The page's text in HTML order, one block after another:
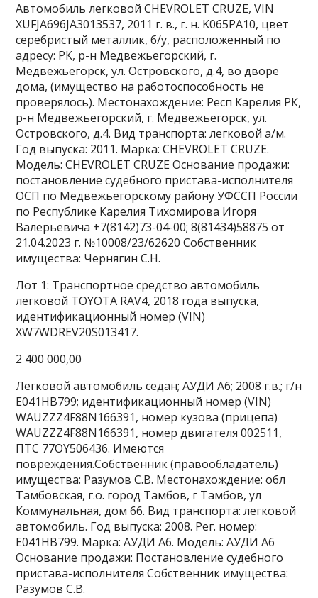
Автомобиль легковой CHEVROLET CRUZE, VIN
XUFJA696JA3013537, 2011 г. в., г. н. K065PA10, цвет
серебристый металлик, б/у, расположенный по
адресу: РК, р-н Медвежьегорский, г.
Медвежьегорск, ул. Островского, д.4, во дворе
дома, (имущество на работоспособность не
проверялось). Местонахождение: Респ Карелия РК,
р-н Медвежьегорский, г. Медвежьегорск, ул.
Островского, д.4. Вид транспорта: легковой а/м.
Год выпуска: 2011. Марка: CHEVROLET CRUZE.
Модель: CHEVROLET CRUZE Основание продажи:
постановление судебного пристава-исполнителя
ОСП по Медвежьегорскому району УФССП России
по Республике Карелия Тихомирова Игоря
Валерьевича +7(8142)73-04-00; 8(81434)58875 от
21.04.2023 г. №10008/23/62620 Собственник
имущества: Чернягин С.Н.
Лот 1: Транспортное средство автомобиль
легковой TOYOTA RAV4, 2018 года выпуска,
идентификационный номер (VIN)
XW7WDREV20S013417.
2 400 000,00
Легковой автомобиль седан; АУДИ А6; 2008 г.в.; г/н
Е041НВ799; идентификационный номер (VIN)
WAUZZZ4F88N166391, номер кузова (прицепа)
WAUZZZ4F88N166391, номер двигателя 002511,
ПТС 77OY506436. Имеются
повреждения.Собственник (правообладатель)
имущества: Разумов С.В. Местонахождение: обл
Тамбовская, г.о. город Тамбов, г Тамбов, ул
Коммунальная, дом 66. Вид транспорта: легковой
автомобиль. Год выпуска: 2008. Рег. номер:
Е041НВ799. Марка: АУДИ А6. Модель: АУДИ А6
Основание продажи: Постановление судебного
пристава-исполнителя Собственник имущества:
Разумов С.В.